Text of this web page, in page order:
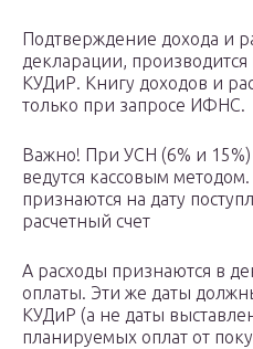
Подтверждение дохода и
декларации,
КУДиР. Книгу доходов и
только при запросе ИФНС.
Важно! При УСН (6% и
ведутся кассовым
признаются на дату
расчетный счет
А расходы признаются в
оплаты. Эти же даты
КУДиР (а не даты
планируемых оплат от